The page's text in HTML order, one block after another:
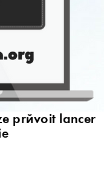
prévoit lancer